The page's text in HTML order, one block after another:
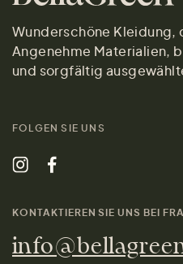
Wunderschöne Kleidung,
Angenehme Materialien,
und sorgfältig
FOLGEN SIE UNS
KONTAKTIEREN SIE UNS BEI